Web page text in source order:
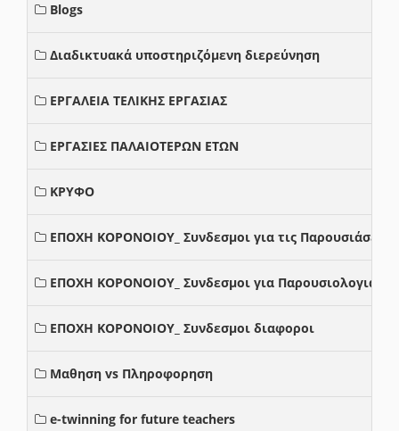
Blogs
Διαδικτυακά υποστηριζόμενη διερεύνηση
ΕΡΓΑΛΕΙΑ ΤΕΛΙΚΗΣ ΕΡΓΑΣΙΑΣ
ΕΡΓΑΣΙΕΣ ΠΑΛΑΙΟΤΕΡΩΝ ΕΤΩΝ
ΚΡΥΦΟ
ΕΠΟΧΗ ΚΟΡΟΝΟΙΟΥ_ Συνδεσμοι για τις Παρουσιάσεις
ΕΠΟΧΗ ΚΟΡΟΝΟΙΟΥ_ Συνδεσμοι για Παρουσιολογια
ΕΠΟΧΗ ΚΟΡΟΝΟΙΟΥ_ Συνδεσμοι διαφοροι
Μαθηση vs Πληροφορηση
e-twinning for future teachers